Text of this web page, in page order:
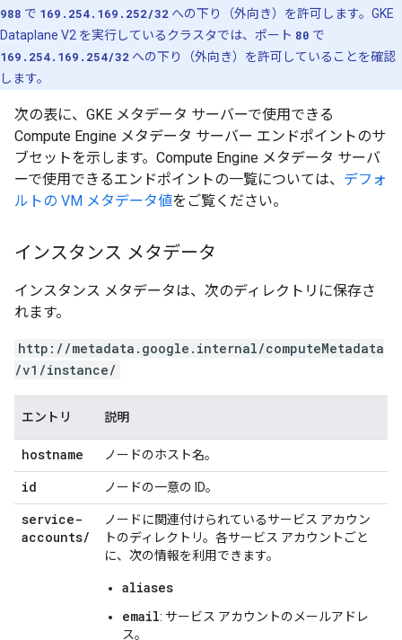
988 で 169.254.169.252/32 への下り（外向き）を許可します。GKE
Dataplane V2 を実行しているクラスタでは、ポート 80 で
169.254.169.254/32 への下り（外向き）を許可していることを確認
します。
次の表に、GKE メタデータ サーバーで使用できる
Compute Engine メタデータ サーバー エンドポイントのサ
ブセットを示します。Compute Engine メタデータ サーバ
ーで使用できるエンドポイントの一覧については、 デフォ
ルトの VM メタデータ値をご覧ください。
インスタンス メタデータ
インスタンス メタデータは、次のディレクトリに保存さ
れます。
http://metadata.google.internal/computeMetadata
/v1/instance/
エントリ 説明
hostname ノードのホスト名。
id ノードの一意の ID。
service-
accounts/
ノードに関連付けられているサービス アカウン
トのディレクトリ。各サービス アカウントごと
に、次の情報を利用できます。
aliases
email: サービス アカウントのメールアドレ
ス。